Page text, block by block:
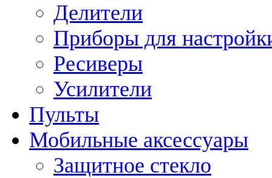
Делители
Приборы для
Ресиверы
Усилители
Пульты
Мобильные аксессуары
Защитное стекло